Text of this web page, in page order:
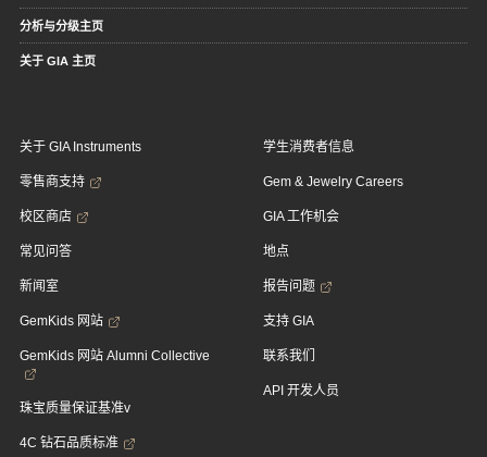
分析与分级主页
关于 GIA 主页
关于 GIA Instruments
零售商支持
校区商店
常见问答
新闻室
GemKids 网站
GemKids 网站 Alumni Collective
珠宝质量保证基准v
4C 钻石品质标准
学生消费者信息
Gem & Jewelry Careers
GIA 工作机会
地点
报告问题
支持 GIA
联系我们
API 开发人员